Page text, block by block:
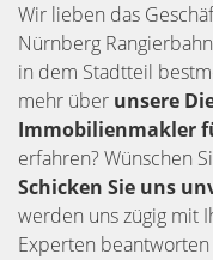
Wir lieben das
Nürnberg
in dem Stadtteil
mehr über unsere
Immobilienmakler
erfahren? Wünschen
Schicken Sie uns
werden uns zügig mit
Experten beantworten